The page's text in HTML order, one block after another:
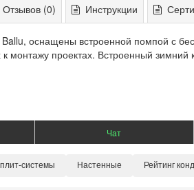
Отзывов (0) Инструкции
оснащены встроенной помпой с
проектах. Встроенный зимний
Чат
системы Настенные Рейтинг